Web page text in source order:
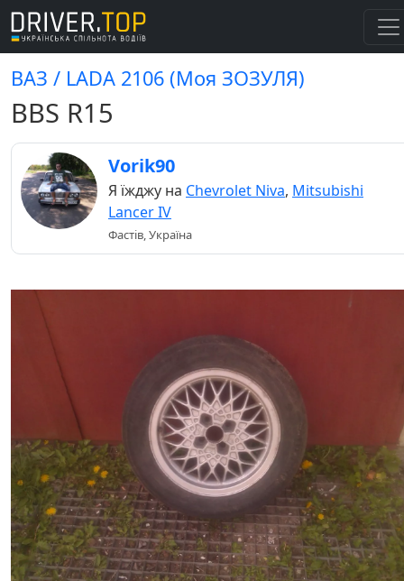
ВАЗ / LADA 2106 (Моя ЗОЗУЛЯ)
BBS R15
Vorik90
Я їжджу на Chevrolet Niva, Mitsubishi
Lancer IV
Фастів, Україна